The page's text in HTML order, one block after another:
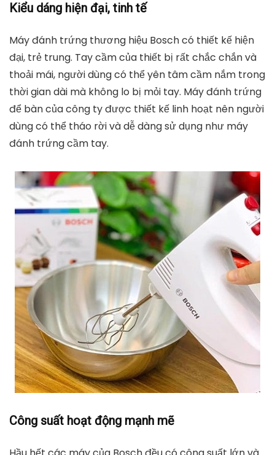
Kiểu dáng hiện đại, tinh tế
Máy đánh trứng thương hiệu Bosch có thiết kế hiện
đại, trẻ trung. Tay cầm của thiết bị rất chắc chắn và
thoải mái, người dùng có thể yên tâm cầm nắm trong
thời gian dài mà không lo bị mỏi tay. Máy đánh trứng
để bàn của công ty được thiết kế linh hoạt nên người
dùng có thể tháo rời và dễ dàng sử dụng như máy
đánh trứng cầm tay.
Công suất hoạt động mạnh mẽ